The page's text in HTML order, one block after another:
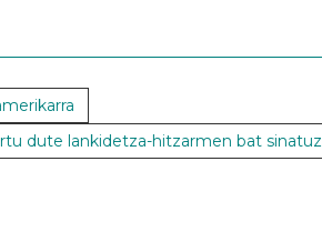
dute lankidetza-hitzarmen bat sinatuz